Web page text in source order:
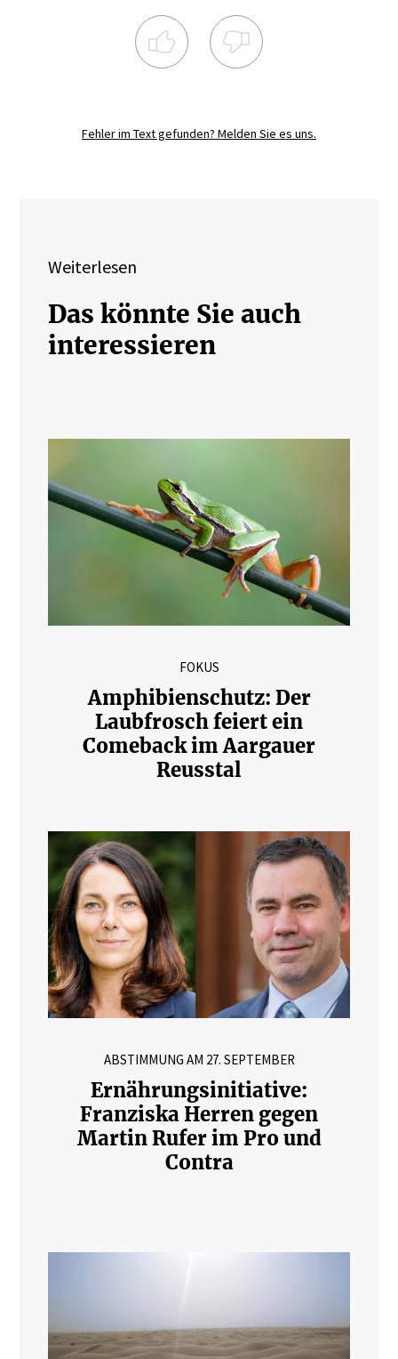
Fehler im Text gefunden? Melden Sie es uns.
Weiterlesen
Das könnte Sie auch
interessieren
FOKUS
Amphibienschutz: Der
Laubfrosch feiert ein
Comeback im Aargauer
Reusstal
ABSTIMMUNG AM 27. SEPTEMBER
Ernährungsinitiative:
Franziska Herren gegen
Martin Rufer im Pro und
Contra